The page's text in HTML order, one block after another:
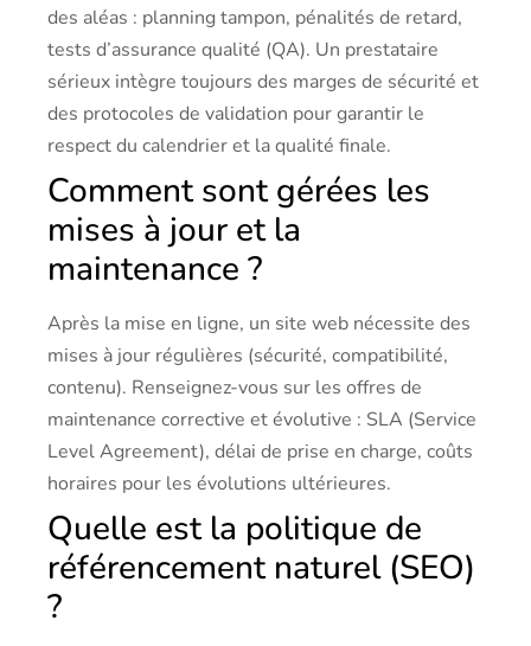
des aléas : planning tampon, pénalités de retard,
tests d’assurance qualité (QA). Un prestataire
sérieux intègre toujours des marges de sécurité et
des protocoles de validation pour garantir le
respect du calendrier et la qualité finale.
Comment sont gérées les
mises à jour et la
maintenance ?
Après la mise en ligne, un site web nécessite des
mises à jour régulières (sécurité, compatibilité,
contenu). Renseignez-vous sur les offres de
maintenance corrective et évolutive : SLA (Service
Level Agreement), délai de prise en charge, coûts
horaires pour les évolutions ultérieures.
Quelle est la politique de
référencement naturel (SEO)
?